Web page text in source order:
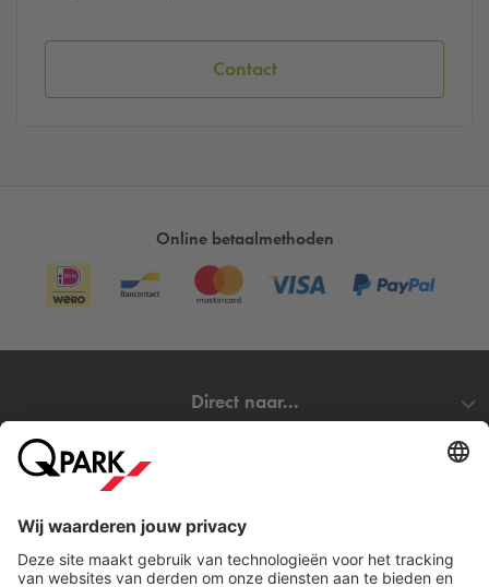
Contact
Online betaalmethoden
Direct naar...
Download